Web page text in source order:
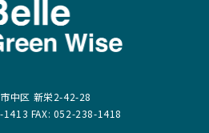
中区 新栄2-42-28
FAX: 052-238-1418